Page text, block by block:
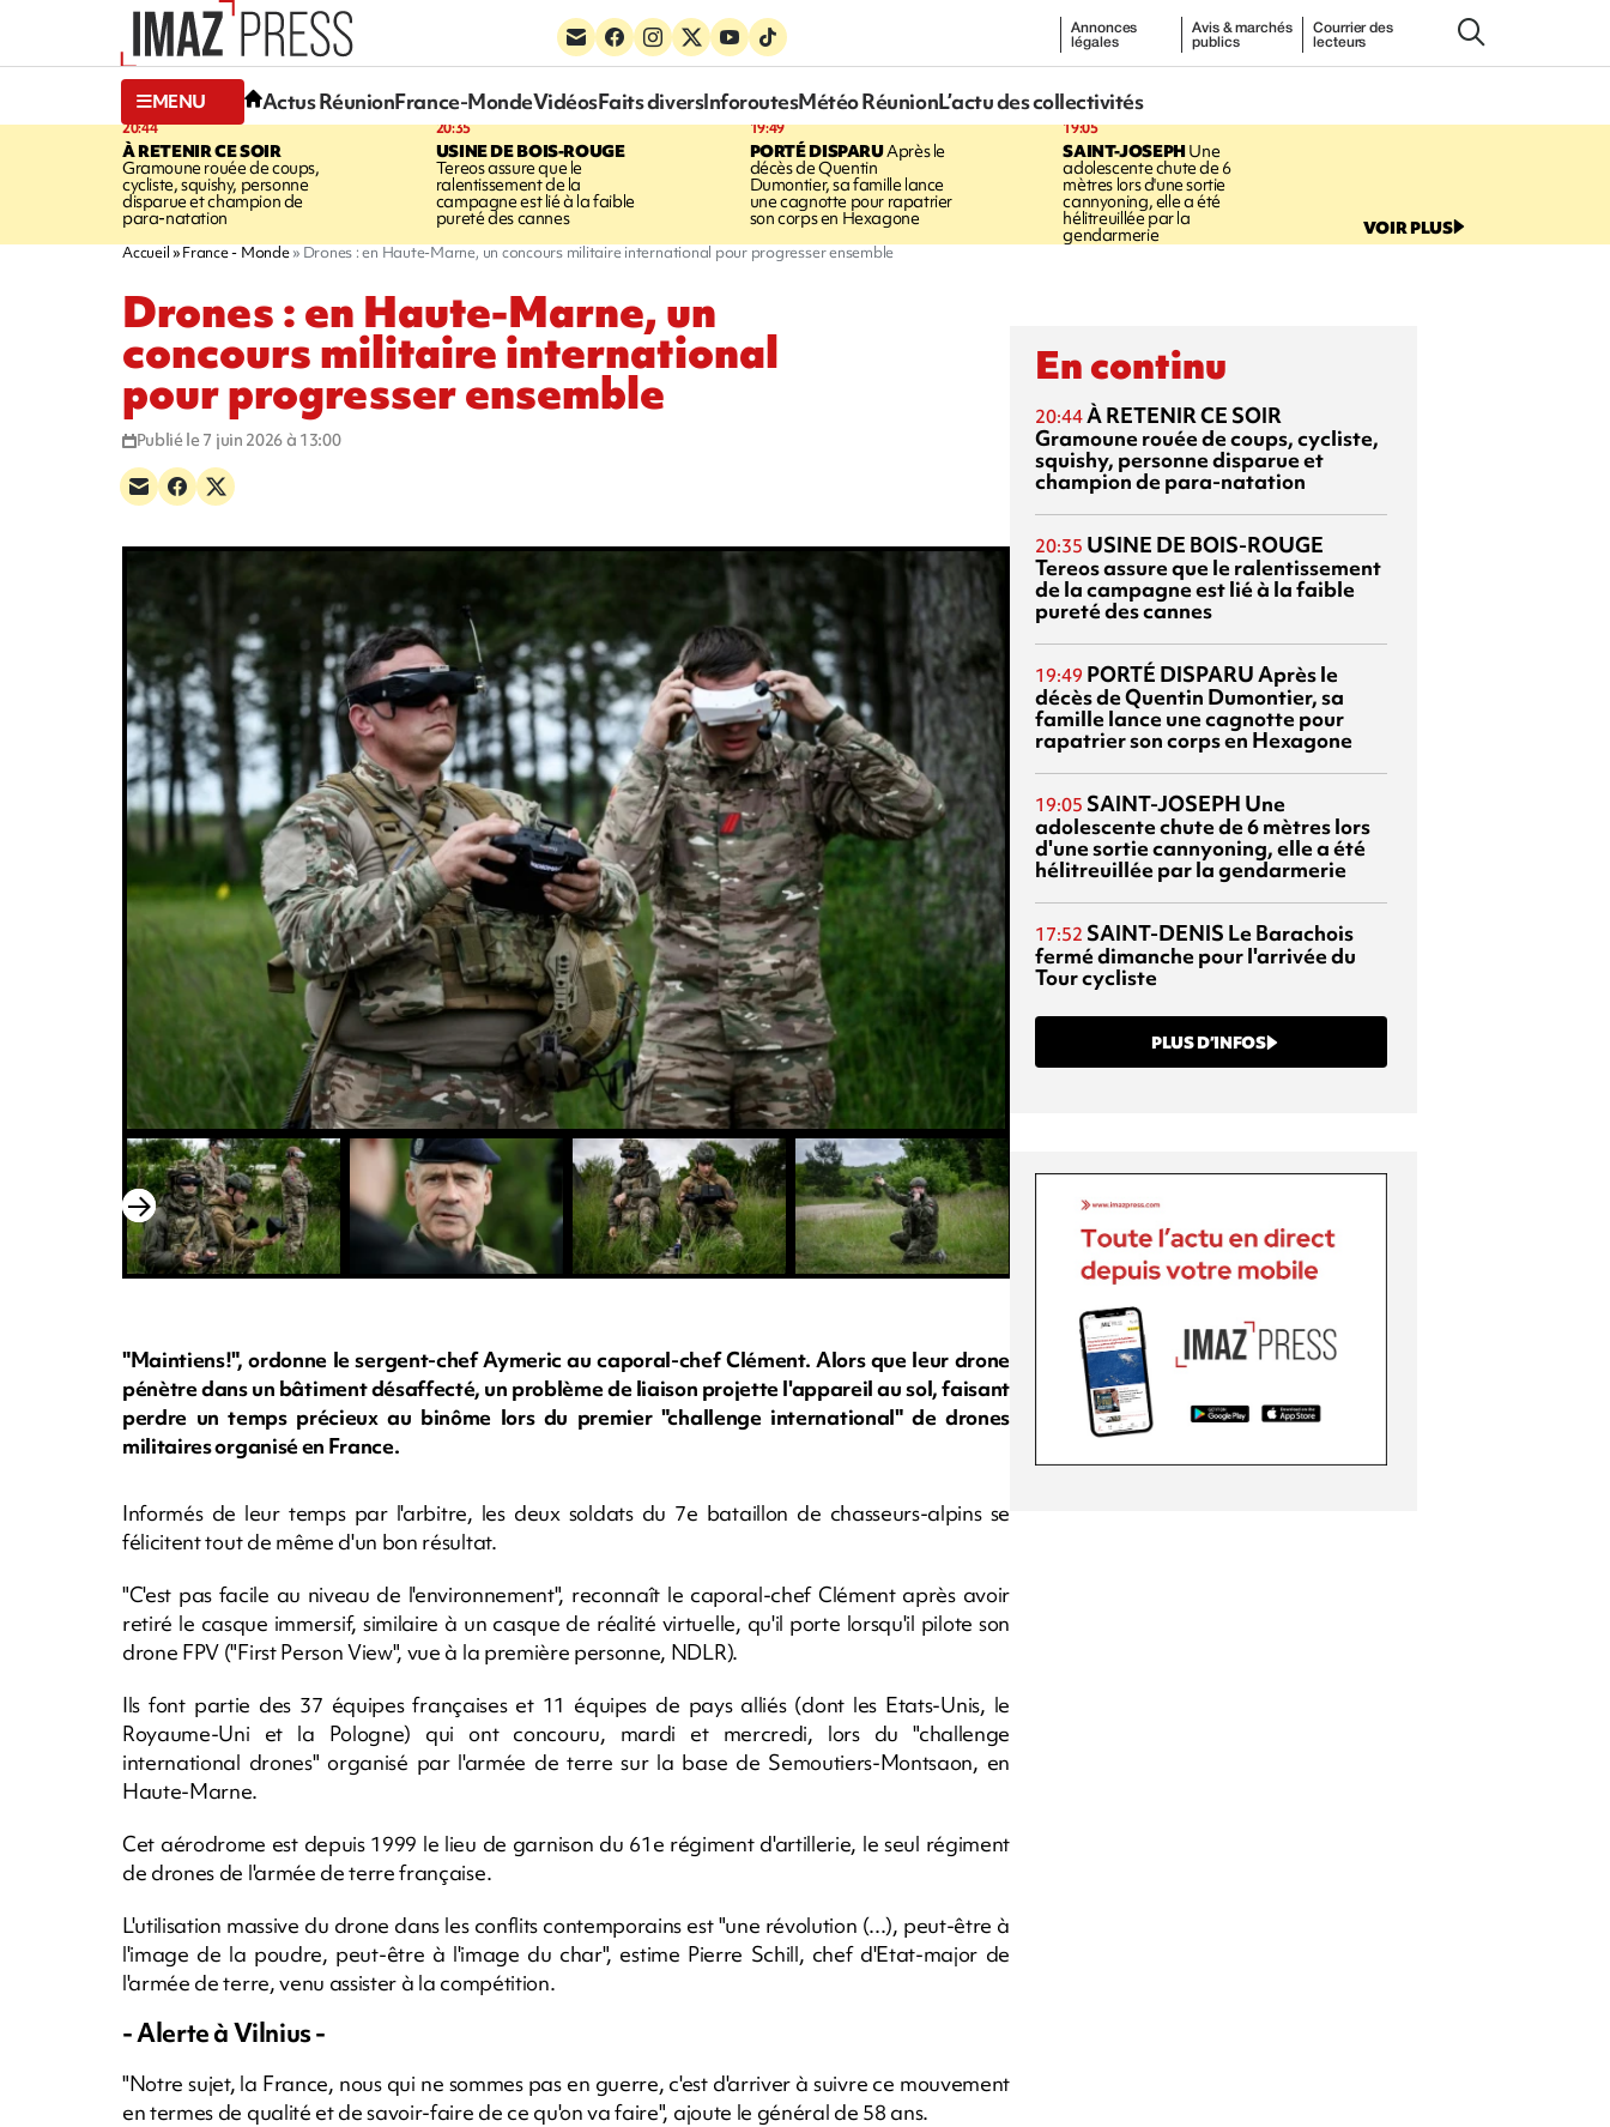
Annonces
légales
Avis & marchés
publics
Courrier des
lecteurs
MENU Actus RéunionFrance-MondeVidéosFaits diversInforoutesMétéo RéunionL’actu des collectivités
20:44
À RETENIR CE SOIR
Gramoune rouée de coups,
cycliste, squishy, personne
disparue et champion de
para-natation
20:35
USINE DE BOIS-ROUGE
Tereos assure que le
ralentissement de la
campagne est lié à la faible
pureté des cannes
19:49
PORTÉ DISPARUAprès le
décès de Quentin
Dumontier, sa famille lance
une cagnotte pour rapatrier
son corps en Hexagone
19:05
SAINT-JOSEPHUne
adolescente chute de 6
mètres lors d'une sortie
cannyoning, elle a été
hélitreuillée par la
gendarmerie VOIR PLUS
Accueil France - Monde Drones : en Haute-Marne, un concours militaire international pour progresser ensemble
Drones : en Haute-Marne, un
concours militaire international
pour progresser ensemble
Publié le 7 juin 2026 à 13:00
"Maintiens!", ordonne le sergent-chef Aymeric au caporal-chef Clément. Alors que leur drone
pénètre dans un bâtiment désaffecté, un problème de liaison projette l'appareil au sol, faisant
perdre un temps précieux au binôme lors du premier "challenge international" de drones
militaires organisé en France.
Informés de leur temps par l'arbitre, les deux soldats du 7e bataillon de chasseurs-alpins se
félicitent tout de même d'un bon résultat.
"C'est pas facile au niveau de l'environnement", reconnaît le caporal-chef Clément après avoir
retiré le casque immersif, similaire à un casque de réalité virtuelle, qu'il porte lorsqu'il pilote son
drone FPV ("First Person View", vue à la première personne, NDLR).
Ils font partie des 37 équipes françaises et 11 équipes de pays alliés (dont les Etats-Unis, le
Royaume-Uni et la Pologne) qui ont concouru, mardi et mercredi, lors du "challenge
international drones" organisé par l'armée de terre sur la base de Semoutiers-Montsaon, en
Haute-Marne.
Cet aérodrome est depuis 1999 le lieu de garnison du 61e régiment d'artillerie, le seul régiment
de drones de l'armée de terre française.
L'utilisation massive du drone dans les conflits contemporains est "une révolution (...), peut-être à
l'image de la poudre, peut-être à l'image du char", estime Pierre Schill, chef d'Etat-major de
l'armée de terre, venu assister à la compétition.
- Alerte à Vilnius -
"Notre sujet, la France, nous qui ne sommes pas en guerre, c'est d'arriver à suivre ce mouvement
en termes de qualité et de savoir-faire de ce qu'on va faire", ajoute le général de 58 ans.
En continu
20:44À RETENIR CE SOIR
Gramoune rouée de coups, cycliste,
squishy, personne disparue et
champion de para-natation
20:35 USINE DE BOIS-ROUGE
Tereos assure que le ralentissement
de la campagne est lié à la faible
pureté des cannes
19:49 PORTÉ DISPARUAprès le
décès de Quentin Dumontier, sa
famille lance une cagnotte pour
rapatrier son corps en Hexagone
19:05 SAINT-JOSEPH Une
adolescente chute de 6 mètres lors
d'une sortie cannyoning, elle a été
hélitreuillée par la gendarmerie
17:52 SAINT-DENIS Le Barachois
fermé dimanche pour l'arrivée du
Tour cycliste
PLUS D’INFOS